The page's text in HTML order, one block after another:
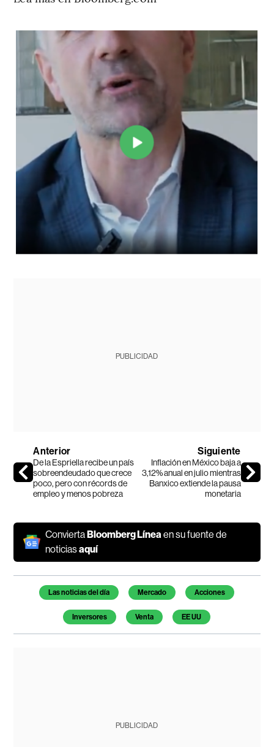
PUBLICIDAD
Anterior
De la Espriella recibe un país
sobreendeudado que crece
poco, pero con récords de
empleo y menos pobreza
Siguiente
Inflación en México baja a
3,12% anual en julio mientras
Banxico extiende la pausa
monetaria
ConviertaBloomberg Líneaen su fuente de
noticiasaquí
Temas de este artículo
Las noticias del día Mercado Acciones
Inversores Venta EE UU
PUBLICIDAD